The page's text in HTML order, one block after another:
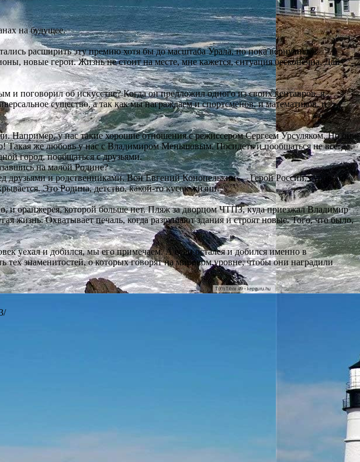
на будущее.
расширить эту премию хотя бы до масштаба Урала, но пока вернулись к
новые герои. Жизнь не стоит на месте, мне кажется, ситуация бесконечна. Дай
и поговорил об искусстве? Когда он предложил одного из своих кентавров, я
существо, а так как мы награждаем и спортсменов, и математиков, и
Например, у нас такие хорошие отношения с режиссером Сергеем Урсуляком. Но он
Такая же любовь у нас с Владимиром Меньшовым. Посидеть и пообщаться не всегда
город, пообщаться с друзьями.
на малой Родине?
друзьями и родственниками. Вон Евгений Конопелькин — Герой России, суровый
Это Родина, детство, какой-то кусок жизни.
и оранжерея, которой больше нет. Пляж за дворцом ЧТПЗ, куда приезжал Владимир
жизнь. Охватывает печаль, когда разрушают здания и строят новые. Того, что было,
уехал и добился, мы его примечаем. А если остался и добился именно в
знаменитостей, о которых говорят на мировом уровне, чтобы они наградили